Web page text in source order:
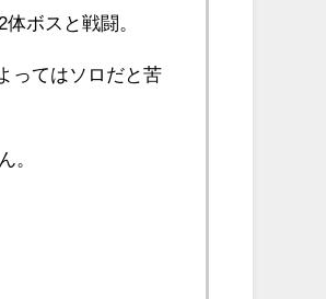
ボスと戦闘。
ってはソロだと苦
。